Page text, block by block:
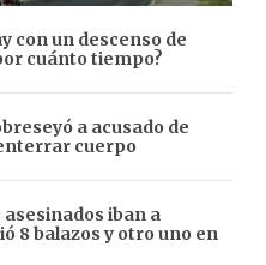
con un descenso de
cuánto tiempo?
a acusado de
cuerpo
iban a
8 balazos y otro uno en